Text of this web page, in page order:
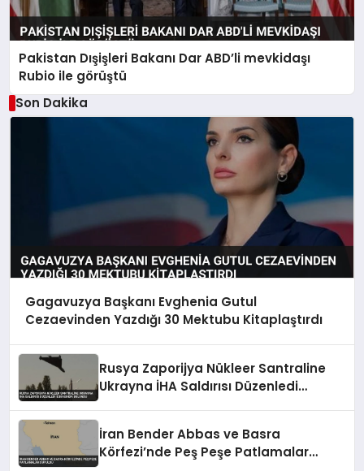
Pakistan Dışişleri Bakanı Dar ABD’li mevkidaşı
Rubio ile görüştü
Son Dakika
Gagavuzya Başkanı Evghenia Gutul
Cezaevinden Yazdığı 30 Mektubu Kitaplaştırdı
Rusya Zaporijya Nükleer Santraline
Ukrayna İHA Saldırısı Düzenledi
İran Bender Abbas ve Basra
Körfezi’nde Peş Peşe Patlamalar